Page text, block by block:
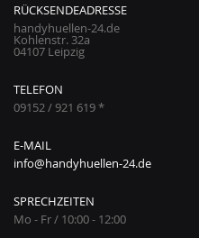
RÜCKSENDEADRESSE
handyhuellen-24.de
Kohlenstr. 32a
04107 Leipzig
TELEFON
09152 / 921 619 *
E-MAIL
info@handyhuellen-24.de
SPRECHZEITEN
Mo - Fr / 10:00 - 12:00